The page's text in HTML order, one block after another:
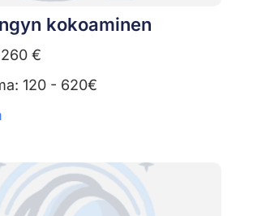
kokoaminen
€
120 - 620€